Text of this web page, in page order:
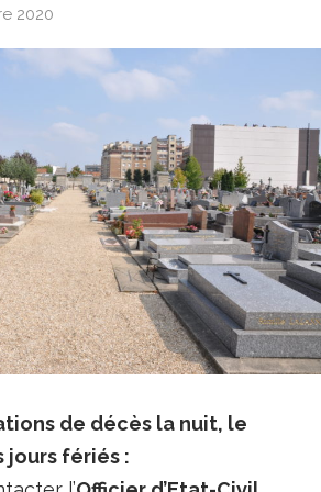
2020
de décès la nuit, le
jours fériés :